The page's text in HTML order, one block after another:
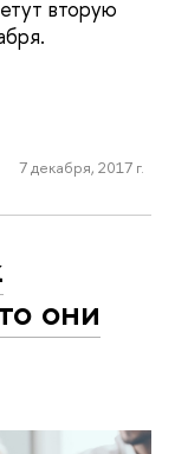
вторую
7 декабря, 2017 г.
они